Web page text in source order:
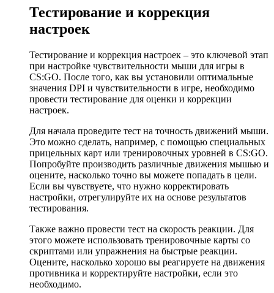
Тестирование и коррекция
настроек
Тестирование и коррекция настроек – это ключевой этап
при настройке чувствительности мыши для игры в
CS:GO. После того, как вы установили оптимальные
значения DPI и чувствительности в игре, необходимо
провести тестирование для оценки и коррекции
настроек.
Для начала проведите тест на точность движений мыши.
Это можно сделать, например, с помощью специальных
прицельных карт или тренировочных уровней в CS:GO.
Попробуйте производить различные движения мышью и
оцените, насколько точно вы можете попадать в цели.
Если вы чувствуете, что нужно корректировать
настройки, отрегулируйте их на основе результатов
тестирования.
Также важно провести тест на скорость реакции. Для
этого можете использовать тренировочные карты со
скриптами или упражнения на быстрые реакции.
Оцените, насколько хорошо вы реагируете на движения
противника и корректируйте настройки, если это
необходимо.